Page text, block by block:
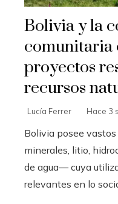
Bolivia y la
comunitaria
proyectos
recursos
Lucía Ferrer Hace 3
Bolivia posee
minerales, litio,
de agua— cuya
relevantes en lo